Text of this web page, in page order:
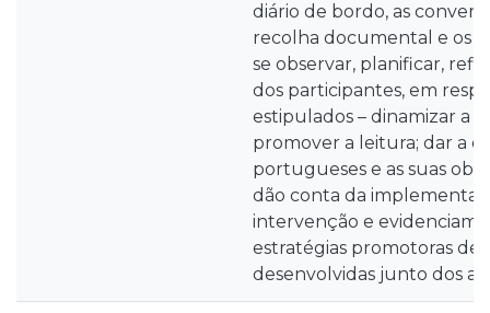
diário de bordo, as
recolha documental e os
se observar, planificar,
dos participantes, em
estipulados – dinamizar a
promover a leitura; dar a
portugueses e as suas
dão conta da
intervenção e evidenciam
estratégias promotoras de
desenvolvidas junto dos